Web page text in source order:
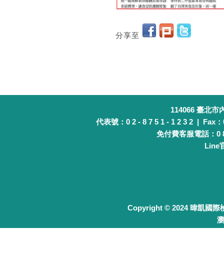
分享至
114066 臺北市
代表號：0 2 - 8 7 5 1 - 1 2 3 2 | Fax
免付費客服電話：0
Line
Copyright © 2024 暐凱國際